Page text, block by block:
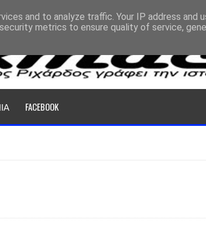
FACEBOOK
and to analyze traffic. Your IP address and
metrics to ensure quality of service,